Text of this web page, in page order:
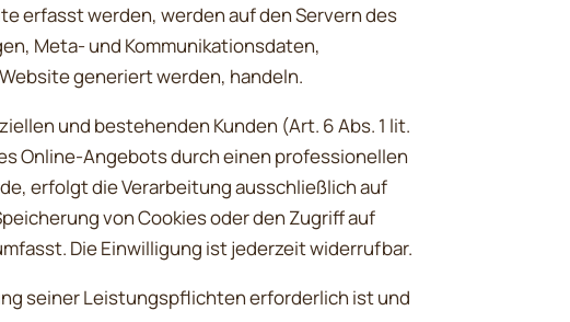
erfasst werden, werden auf den Servern des
Meta- und Kommunikationsdaten,
generiert werden, handeln.
und bestehenden Kunden (Art. 6 Abs. 1 lit.
Online-Angebots durch einen professionellen
erfolgt die Verarbeitung ausschließlich auf
von Cookies oder den Zugriff auf
Die Einwilligung ist jederzeit widerrufbar.
seiner Leistungspflichten erforderlich ist und